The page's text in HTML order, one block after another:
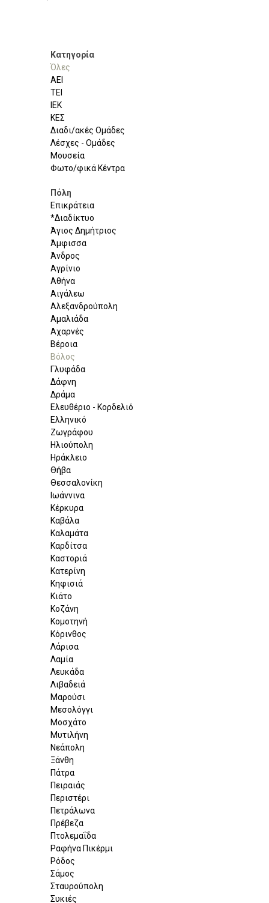
Κατηγορία
Όλες
ΑΕΙ
ΤΕΙ
ΙΕΚ
ΚΕΣ
Διαδι/ακές Ομάδες
Λέσχες - Ομάδες
Μουσεία
Φωτο/φικά Κέντρα
Πόλη
Επικράτεια
*Διαδίκτυο
Άγιος Δημήτριος
Άμφισσα
Άνδρος
Αγρίνιο
Αθήνα
Αιγάλεω
Αλεξανδρούπολη
Αμαλιάδα
Αχαρνές
Βέροια
Βόλος
Γλυφάδα
Δάφνη
Δράμα
Ελευθέριο - Κορδελιό
Ελληνικό
Ζωγράφου
Ηλιούπολη
Ηράκλειο
Θήβα
Θεσσαλονίκη
Ιωάννινα
Κέρκυρα
Καβάλα
Καλαμάτα
Καρδίτσα
Καστοριά
Κατερίνη
Κηφισιά
Κιάτο
Κοζάνη
Κομοτηνή
Κόρινθος
Λάρισα
Λαμία
Λευκάδα
Λιβαδειά
Μαρούσι
Μεσολόγγι
Μοσχάτο
Μυτιλήνη
Νεάπολη
Ξάνθη
Πάτρα
Πειραιάς
Περιστέρι
Πετράλωνα
Πρέβεζα
Πτολεμαΐδα
Ραφήνα Πικέρμι
Ρόδος
Σάμος
Σταυρούπολη
Συκιές